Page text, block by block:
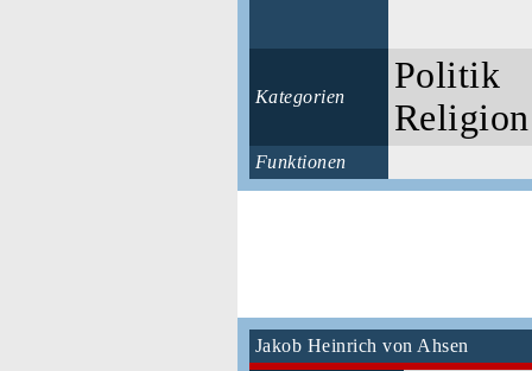
Kategorien
Politik
Religion
Funktionen
Jakob Heinrich von Ahsen